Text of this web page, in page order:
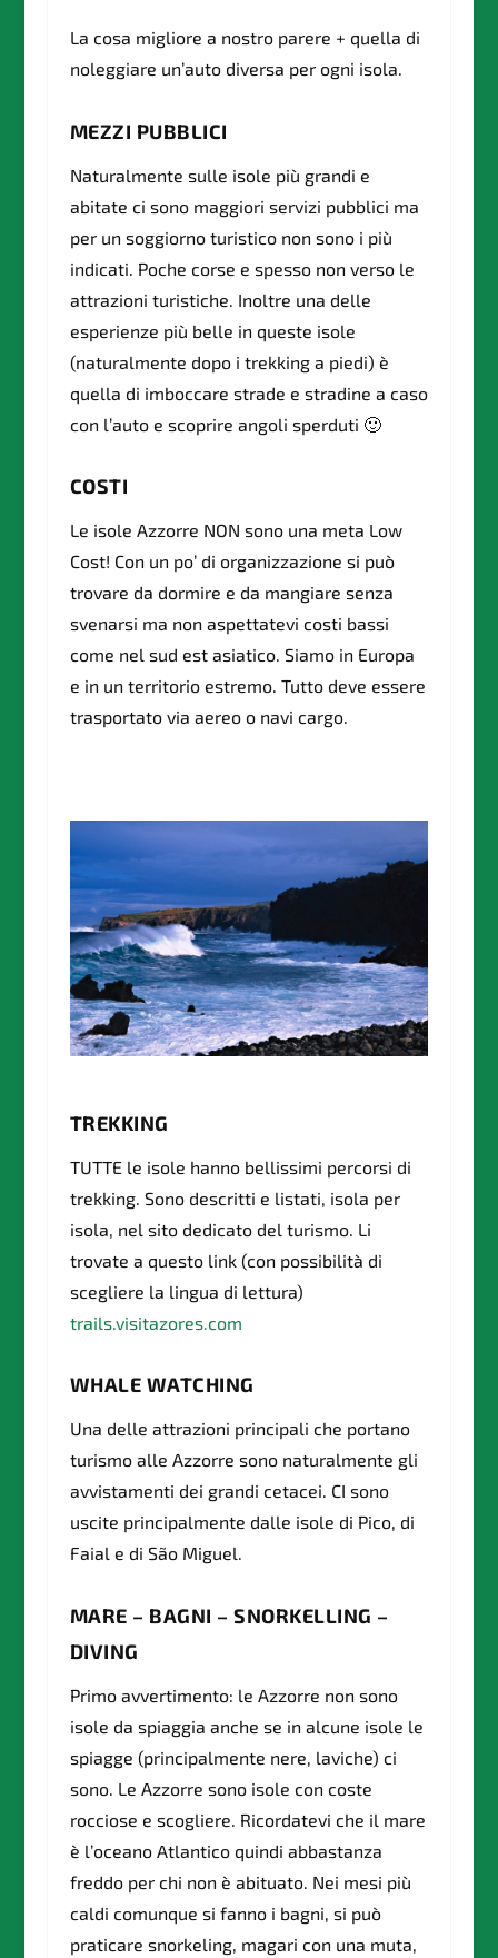
La cosa migliore a nostro parere + quella di
noleggiare un’auto diversa per ogni isola.
MEZZI PUBBLICI
Naturalmente sulle isole più grandi e
abitate ci sono maggiori servizi pubblici ma
per un soggiorno turistico non sono i più
indicati. Poche corse e spesso non verso le
attrazioni turistiche. Inoltre una delle
esperienze più belle in queste isole
(naturalmente dopo i trekking a piedi) è
quella di imboccare strade e stradine a caso
con l’auto e scoprire angoli sperduti 🙂
COSTI
Le isole Azzorre NON sono una meta Low
Cost! Con un po’ di organizzazione si può
trovare da dormire e da mangiare senza
svenarsi ma non aspettatevi costi bassi
come nel sud est asiatico. Siamo in Europa
e in un territorio estremo. Tutto deve essere
trasportato via aereo o navi cargo.
TREKKING
TUTTE le isole hanno bellissimi percorsi di
trekking. Sono descritti e listati, isola per
isola, nel sito dedicato del turismo. Li
trovate a questo link (con possibilità di
scegliere la lingua di lettura)
trails.visitazores.com
WHALE WATCHING
Una delle attrazioni principali che portano
turismo alle Azzorre sono naturalmente gli
avvistamenti dei grandi cetacei. CI sono
uscite principalmente dalle isole di Pico, di
Faial e di São Miguel.
MARE – BAGNI – SNORKELLING –
DIVING
Primo avvertimento: le Azzorre non sono
isole da spiaggia anche se in alcune isole le
spiagge (principalmente nere, laviche) ci
sono. Le Azzorre sono isole con coste
rocciose e scogliere. Ricordatevi che il mare
è l’oceano Atlantico quindi abbastanza
freddo per chi non è abituato. Nei mesi più
caldi comunque si fanno i bagni, si può
praticare snorkeling, magari con una muta,